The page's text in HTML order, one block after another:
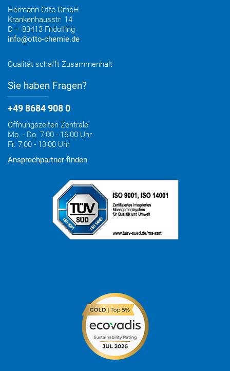
Entsorgung & Verpackungsrücknahme
Hermann Otto GmbH
Krankenhausstr. 14
D – 83413 Fridolfing
info@otto-chemie.de
Qualität schafft Zusammenhalt
Sie haben Fragen?
+49 8684 908 0
Öffnungszeiten Zentrale:
Mo. - Do. 7:00 - 16:00 Uhr
Fr. 7:00 - 13:00 Uhr
Ansprechpartner finden